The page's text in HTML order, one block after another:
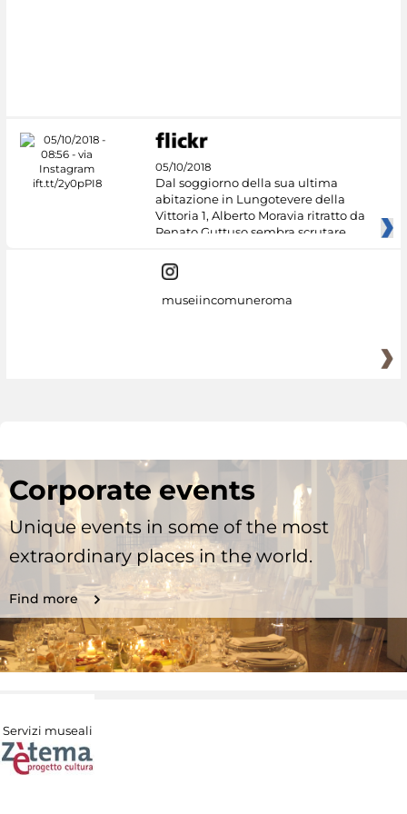
05/10/2018
Dal soggiorno della sua ultima
abitazione in Lungotevere della
Vittoria 1, Alberto Moravia ritratto da
Renato Guttuso sembra scrutare
museiincomuneroma
Corporate events
Unique events in some of the most
extraordinary places in the world.
Find more
Servizi museali